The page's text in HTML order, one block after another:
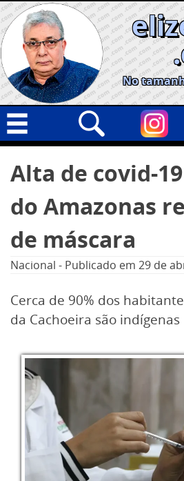
Skip
to
content
No
Geral
Cidades
Política
Informe especial
por:
Alta de covid-
do Amazonas
de máscara
Nacional - Publicado em 29 de
Cerca de 90% dos
da Cachoeira são indígenas